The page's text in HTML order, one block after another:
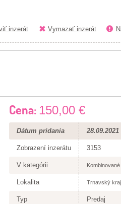
inzerát Vymazať inzerát
Cena: 150,00 €
Dátum pridania 28.09.2021
Zobrazení inzerátu 3153
V kategórii
Lokalita Trnavský
Typ Predaj